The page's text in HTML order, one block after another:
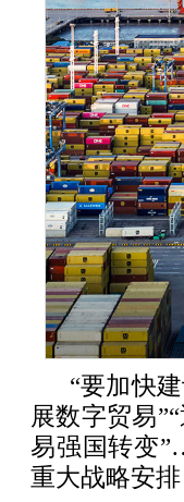
“要加快
展数字贸易
易强国转变
重大战略安